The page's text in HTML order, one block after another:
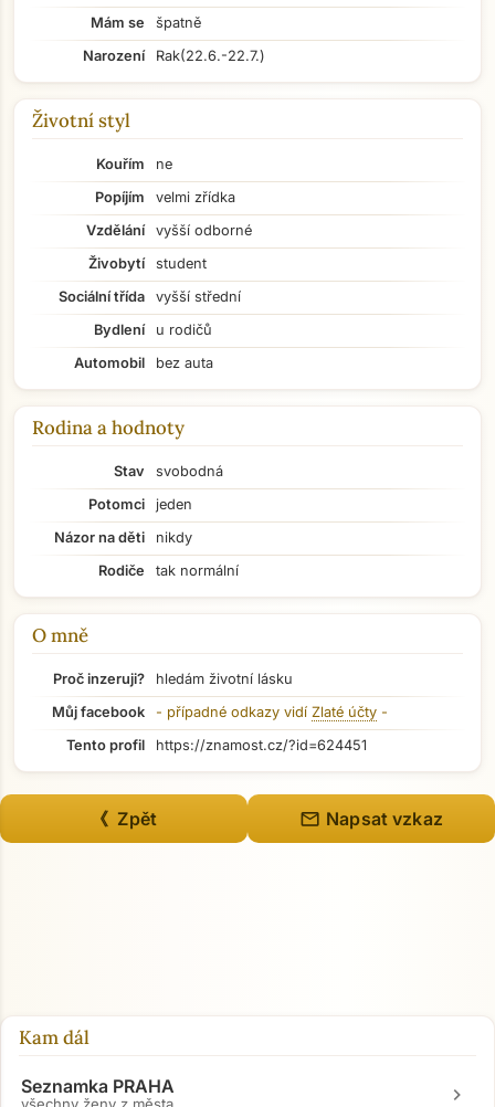
Přejít na hlavní obsah
Mám se
špatně
Narození
Rak(22.6.-22.7.)
Životní styl
Kouřím
ne
Popíjím
velmi zřídka
Vzdělání
vyšší odborné
Živobytí
student
Sociální třída
vyšší střední
Bydlení
u rodičů
Automobil
bez auta
Rodina a hodnoty
Stav
svobodná
Potomci
jeden
Názor na děti
nikdy
Rodiče
tak normální
O mně
Proč inzeruji?
hledám životní lásku
Můj facebook
- případné odkazy vidí Zlaté účty -
Tento profil
https://znamost.cz/?id=624451
《 Zpět mail Napsat vzkaz
Kam dál
Seznamka PRAHA chevron_right